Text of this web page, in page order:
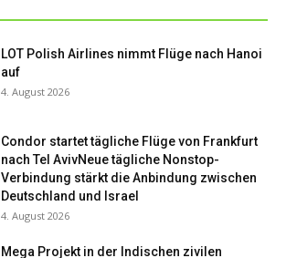
LOT Polish Airlines nimmt Flüge nach Hanoi
auf
4. August 2026
Condor startet tägliche Flüge von Frankfurt
nach Tel AvivNeue tägliche Nonstop-
Verbindung stärkt die Anbindung zwischen
Deutschland und Israel
4. August 2026
Mega Projekt in der Indischen zivilen